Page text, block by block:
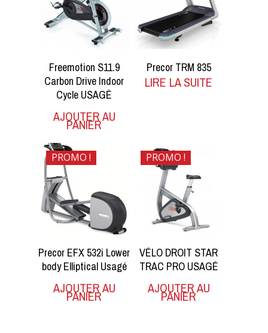
Freemotion S11.9
Carbon Drive Indoor
Cycle USAGÉ
AJOUTER AU
PANIER
Precor TRM 835
LIRE LA SUITE
PROMO !
$2,400.00
$1,950.00
Precor EFX 532i Lower
body Elliptical Usagé
AJOUTER AU
PANIER
PROMO !
$1,150.00
$650.00
VÉLO DROIT STAR
TRAC PRO USAGÉ
AJOUTER AU
PANIER